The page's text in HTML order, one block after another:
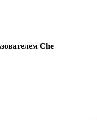
Che